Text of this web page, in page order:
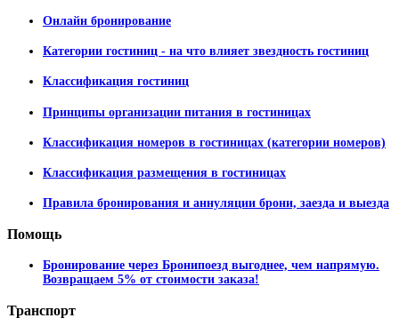
Онлайн бронирование
Категории гостиниц - на что влияет звездность гостиниц
Классификация гостиниц
Принципы организации питания в гостиницах
Классификация номеров в гостиницах (категории номеров)
Классификация размещения в гостиницах
Правила бронирования и аннуляции брони, заезда и выезда
Помощь
Бронирование через Бронипоезд выгоднее, чем напрямую.
Возвращаем 5% от стоимости заказа!
Транспорт